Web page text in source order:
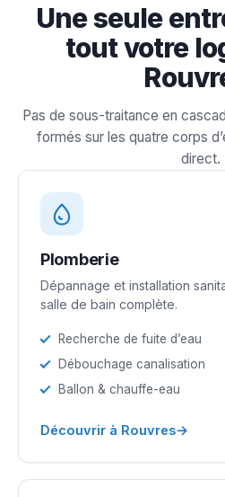
Une seule
tout votre
Pas de sous-traitance en
formés sur les quatre corps
direct.
Plomberie
Dépannage et installation
salle de bain complète.
Recherche de fuite d’eau
Débouchage canalisation
Ballon & chauffe-eau
Découvrir à Rouvres→